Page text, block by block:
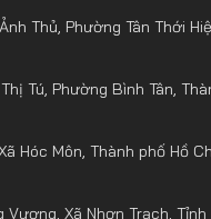
Thủ, Phường Tân Thới
Tú, Phường Bình Tân,
Hóc Môn, Thành phố Hồ
Vương, Xã Nhơn Trạch,